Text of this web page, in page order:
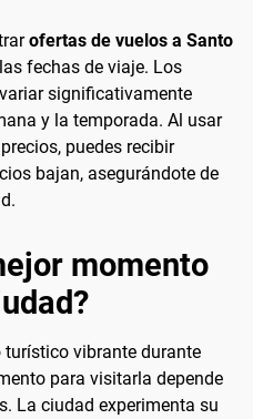
ofertas de vuelos a Santo
fechas de viaje. Los
significativamente
y la temporada. Al usar
puedes recibir
bajan, asegurándote de
momento
vibrante durante
para visitarla depende
La ciudad experimenta su